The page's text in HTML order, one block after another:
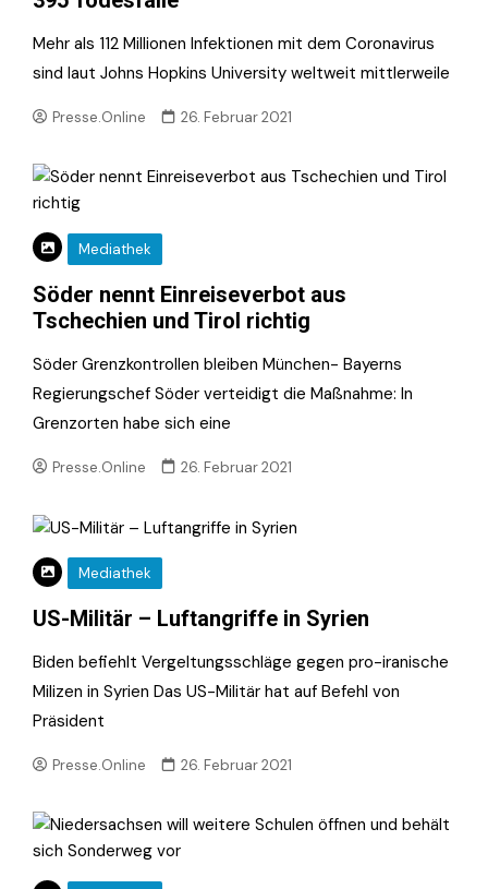
Mehr als 112 Millionen Infektionen mit dem Coronavirus
sind laut Johns Hopkins University weltweit mittlerweile
Presse.Online 26. Februar 2021
Mediathek
Söder nennt Einreiseverbot aus
Tschechien und Tirol richtig
Söder Grenzkontrollen bleiben München- Bayerns
Regierungschef Söder verteidigt die Maßnahme: In
Grenzorten habe sich eine
Presse.Online 26. Februar 2021
Mediathek
US-Militär – Luftangriffe in Syrien
Biden befiehlt Vergeltungsschläge gegen pro-iranische
Milizen in Syrien Das US-Militär hat auf Befehl von
Präsident
Presse.Online 26. Februar 2021